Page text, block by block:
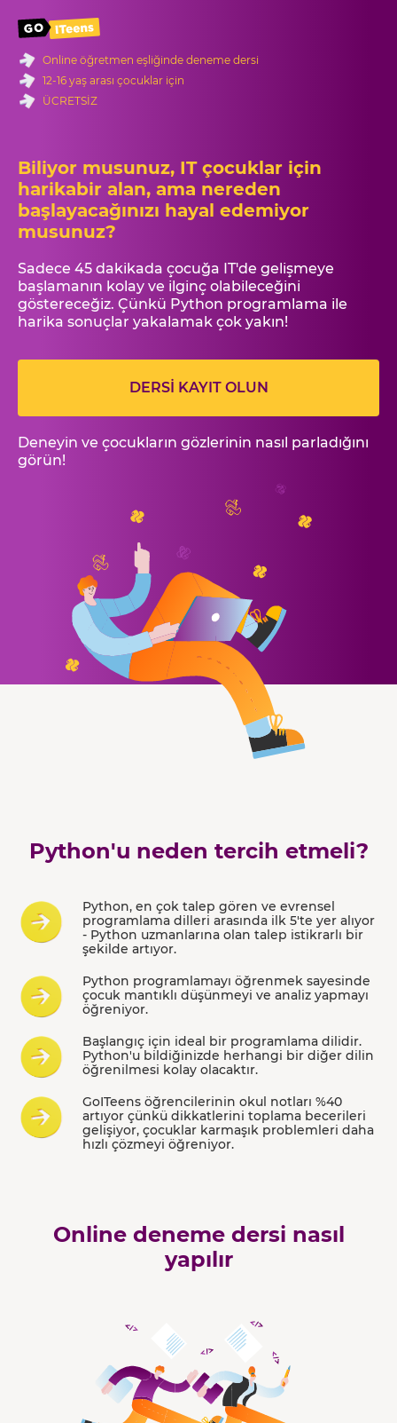
Online öğretmen eşliğinde deneme dersi
12-16 yaş arası çocuklar için
ÜCRETSIZ
Biliyor musunuz, IT çocuklar için
harikabir alan, ama nereden
başlayacağınızı hayal edemiyor
musunuz?
Sadece 45 dakikada çocuğa IT'de gelişmeye
başlamanın kolay ve ilginç olabileceğini
göstereceğiz. Çünkü Python programlama ile
harika sonuçlar yakalamak çok yakın!
DERSİ KAYIT OLUN
Deneyin ve çocukların gözlerinin nasıl parladığını
görün!
Python'u neden tercih etmeli?
Python, en çok talep gören ve evrensel
programlama dilleri arasında ilk 5'te yer alıyor
- Python uzmanlarına olan talep istikrarlı bir
şekilde artıyor.
Python programlamayı öğrenmek sayesinde
çocuk mantıklı düşünmeyi ve analiz yapmayı
öğreniyor.
Başlangıç için ideal bir programlama dilidir.
Python'u bildiğinizde herhangi bir diğer dilin
öğrenilmesi kolay olacaktır.
GoITeens öğrencilerinin okul notları %40
artıyor çünkü dikkatlerini toplama becerileri
gelişiyor, çocuklar karmaşık problemleri daha
hızlı çözmeyi öğreniyor.
Online deneme dersi nasıl
yapılır